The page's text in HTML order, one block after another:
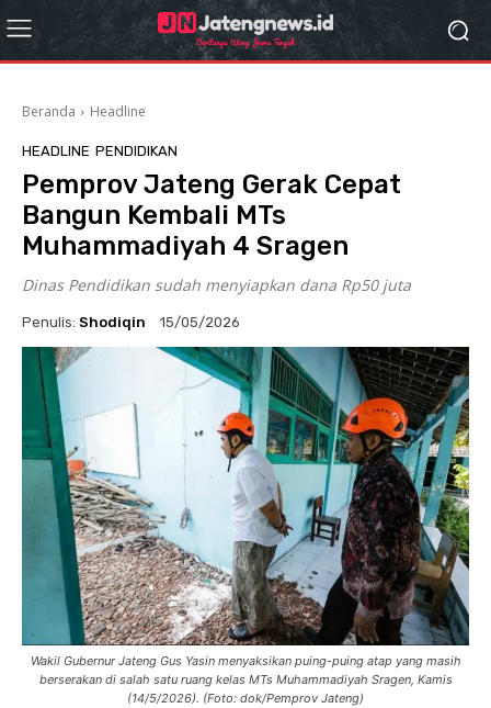
Beranda Headline
HEADLINE PENDIDIKAN
Pemprov Jateng Gerak Cepat
Bangun Kembali MTs
Muhammadiyah 4 Sragen
Dinas Pendidikan sudah menyiapkan dana Rp50 juta
Penulis: Shodiqin 15/05/2026
Wakil Gubernur Jateng Gus Yasin menyaksikan puing-puing atap yang masih
berserakan di salah satu ruang kelas MTs Muhammadiyah Sragen, Kamis
(14/5/2026). (Foto: dok/Pemprov Jateng)